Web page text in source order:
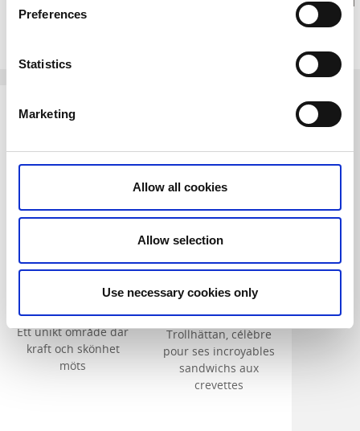
Preferences
Statistics
Marketing
Allow all cookies
Allow selection
Use necessary cookies only
Trollhättans kanal
och slussar
Trollhättan
Ett unikt område där
kraft och skönhet
möts
Slusscaféet
Le petit joyau de
Trollhättan, célèbre
pour ses incroyables
sandwichs aux
crevettes